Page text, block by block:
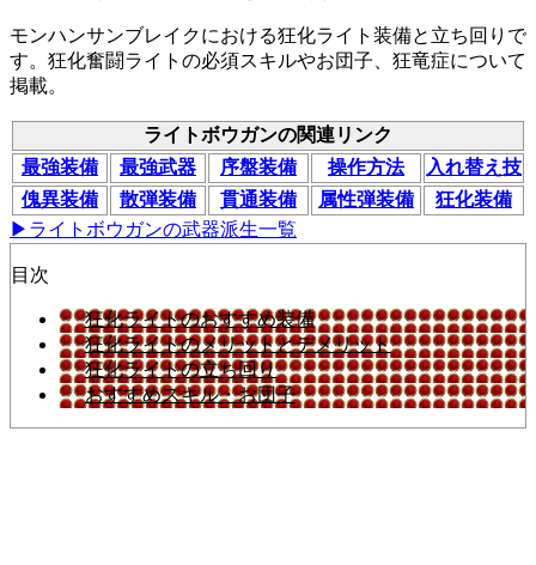
モンハンサンブレイクにおける狂化ライト装備と立ち回りで
す。狂化奮闘ライトの必須スキルやお団子、狂竜症について
掲載。
ライトボウガンの関連リンク
最強装備
最強武器 序盤装備 操作方法
入れ替え技
傀異装備
散弾装備 貫通装備 属性弾装備
狂化装備
▶ライトボウガンの武器派生一覧
目次
狂化ライトのおすすめ装備
狂化ライトのメリットとデメリット
狂化ライトの立ち回り
おすすめスキル・お団子